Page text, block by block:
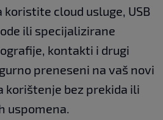
cloud usluge, USB
ili specijalizirane
kontakti i drugi
preneseni na vaš novi
korištenje bez prekida ili
uspomena.